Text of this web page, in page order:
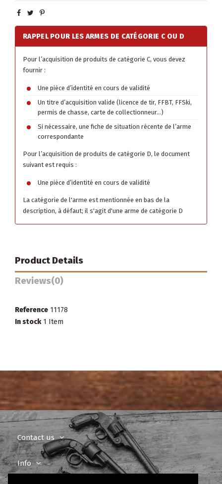
RAPPEL POUR LES ARMES DE CATÉGORIE C OU D
Pour l’acquisition de produits de catégorie C, vous devez
fournir :
Une pièce d’identité en cours de validité
Un titre d’acquisition valide (licence de tir, FFBT, FFSki,
permis de chasse, carte de collectionneur…)
Si nécessaire, une fiche de situation récente de l’arme
correspondante
Pour l’acquisition de produits de catégorie D, le document
suivant est requis :
Une pièce d’identité en cours de validité
La catégorie de l'arme est mentionnée en bas de la
description, à défaut; il s'agit d'une arme de catégorie D
Product Details
Reviews(0)
Reference 11178
In stock 1 Item
Contact us
Info